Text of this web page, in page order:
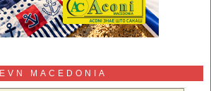
EVN MACEDONIA